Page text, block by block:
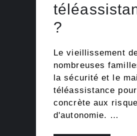
?
Le vieillissement
nombreuses
la sécurité et le
téléassistance
concrète aux
d'autonomie. …